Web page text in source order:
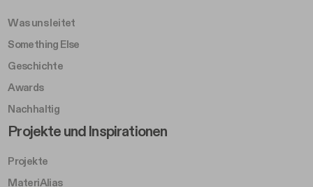
Was uns leitet
Something Else
Geschichte
Awards
Nachhaltig
Footer Left Middle B
Projekte und Inspirationen
Projekte
MateriAlias